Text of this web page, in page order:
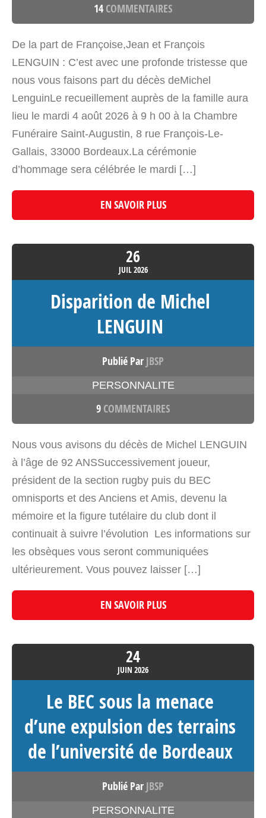
14 COMMENTAIRES
De la part de Françoise,Jean et François
LENGUIN : C’est avec une profonde tristesse que
nous vous faisons part du décès deMichel
LenguinLe recueillement auprès de la famille aura
lieu le mardi 4 août 2026 à 9 h 00 à la Chambre
Funéraire Saint-Augustin, 8 rue François-Le-
Gallais, 33000 Bordeaux.La cérémonie
d’hommage sera célébrée le mardi […]
EN SAVOIR PLUS
26
JUIL2026
Disparition de Michel
LENGUIN
Publié Par JBSP
PERSONNALITE
9 COMMENTAIRES
Nous vous avisons du décès de Michel LENGUIN
à l’âge de 92 ANSSuccessivement joueur,
président de la section rugby puis du BEC
omnisports et des Anciens et Amis, devenu la
mémoire et la figure tutélaire du club dont il
continuait à suivre l’évolution Les informations sur
les obsèques vous seront communiquées
ultérieurement. Vous pouvez laisser […]
EN SAVOIR PLUS
24
JUIN 2026
Le BEC sous la menace
d’une expulsion des terrains
de l’université de Bordeaux
Publié Par JBSP
PERSONNALITE